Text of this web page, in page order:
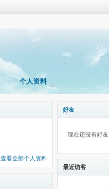
个人资料
查看全部个人资料
好友
现在还没有好友
最近访客